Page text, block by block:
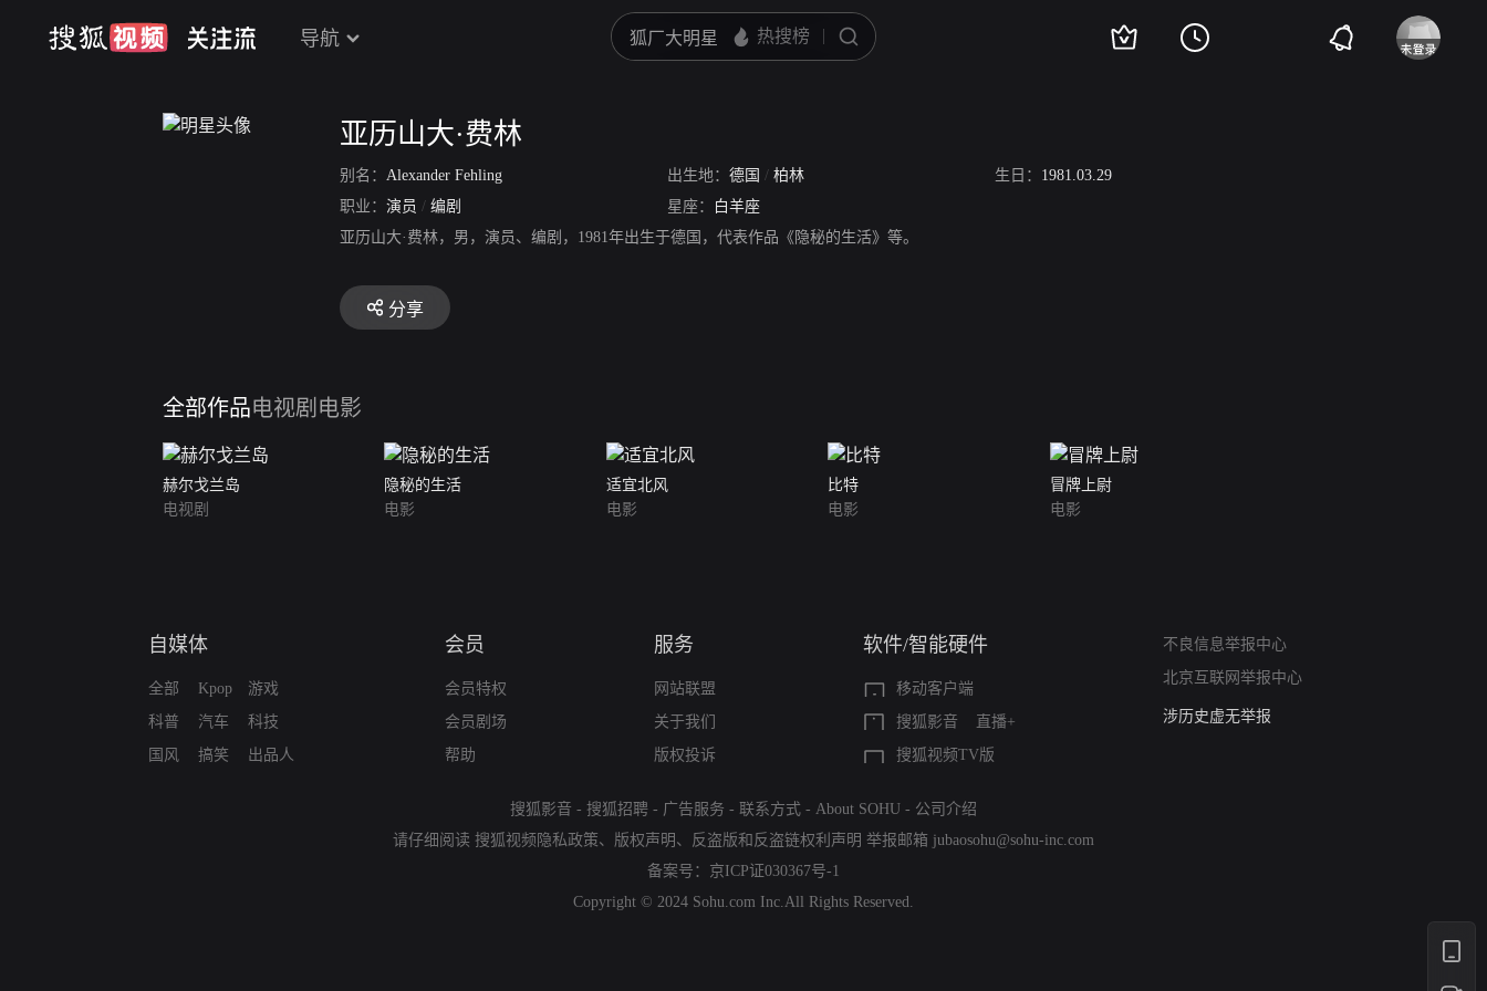
导航
亚历山大·费林
别名： Alexander Fehling 出生地： 德国 / 柏林 生日： 1981.03.29
职业： 演员 / 编剧 星座：
白羊座
亚历山大·费林，男，演员、编剧，1981年出生于德国，代表作品《隐秘的生活》等。
分享
全部作品电视剧 电影
赫尔戈兰岛
电视剧
隐秘的生活
电影
适宜北风
电影
比特
电影
冒牌上尉
电影
自媒体
全部
科普
国风
Kpop
汽车
搞笑
游戏
科技
出品人
会员
会员特权
会员剧场
帮助
服务
网站联盟
关于我们
版权投诉
软件/智能硬件
移动客户端
搜狐影音
直播+
搜狐视频TV版
不良信息举报中心
北京互联网举报中心
亚运会举报专区
涉历史虚无举报
搜狐影音 - 搜狐招聘 - 广告服务 - 联系方式 - About SOHU - 公司介绍
请仔细阅读 搜狐视频隐私政策、 版权声明 、 反盗版和反盗链权利声明 举报邮箱 jubaosohu@sohu-inc.com
备案号： 京ICP证030367号-1
Copyright © 2024 Sohu.com Inc.All Rights Reserved.